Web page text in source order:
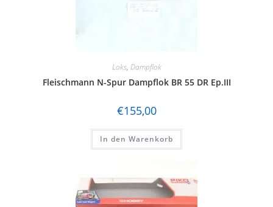
Loks, Dampflok
Fleischmann N-Spur Dampflok BR 55 DR Ep.III
€155,00
In den Warenkorb